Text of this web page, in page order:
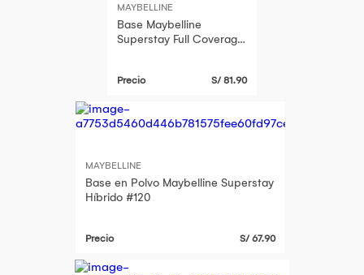
MAYBELLINE
Base Maybelline
Superstay Full Coverage
Precio S/ 81.90
MAYBELLINE
Base en Polvo Maybelline Superstay
Híbrido #120
Precio S/ 67.90